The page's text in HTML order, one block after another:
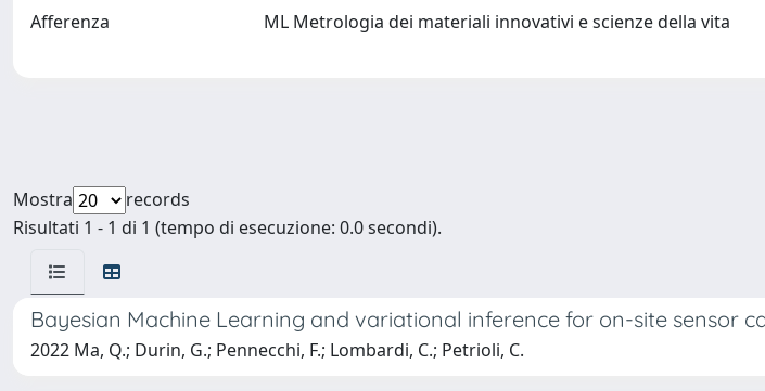
Afferenza ML Metrologia dei materiali innovativi e scienze della vita
Mostra
records
Risultati 1 - 1 di 1 (tempo di esecuzione: 0.0 secondi).
Bayesian Machine Learning and variational inference for on-site sensor
2022 Ma, Q.; Durin, G.; Pennecchi, F.; Lombardi, C.; Petrioli, C.